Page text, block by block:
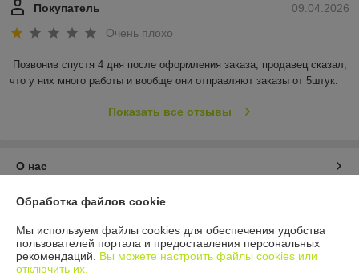
09.04.2026
Покупатель
Очень плохо
Позвонив спустя 4 дня после оформления заказа, продавец сказал,
что у них много работы и вообще они отправляют заказы от 5штук.
Показать все отзывы
О нас
Контакты
Доставка и оплата
Обработка файлов cookie
Мы используем файлы cookies для обеспечения удобства
пользователей портала и предоставления персональных
рекомендаций. Вы можете настроить файлы cookies или
отключить их.